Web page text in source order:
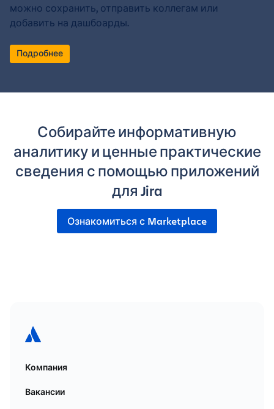
можно сохранить, отправить коллегам или
добавить на дашбоарды.
Подробнее
Собирайте информативную
аналитику и ценные практические
сведения с помощью приложений
для Jira
Ознакомиться с Marketplace
Компания
Вакансии